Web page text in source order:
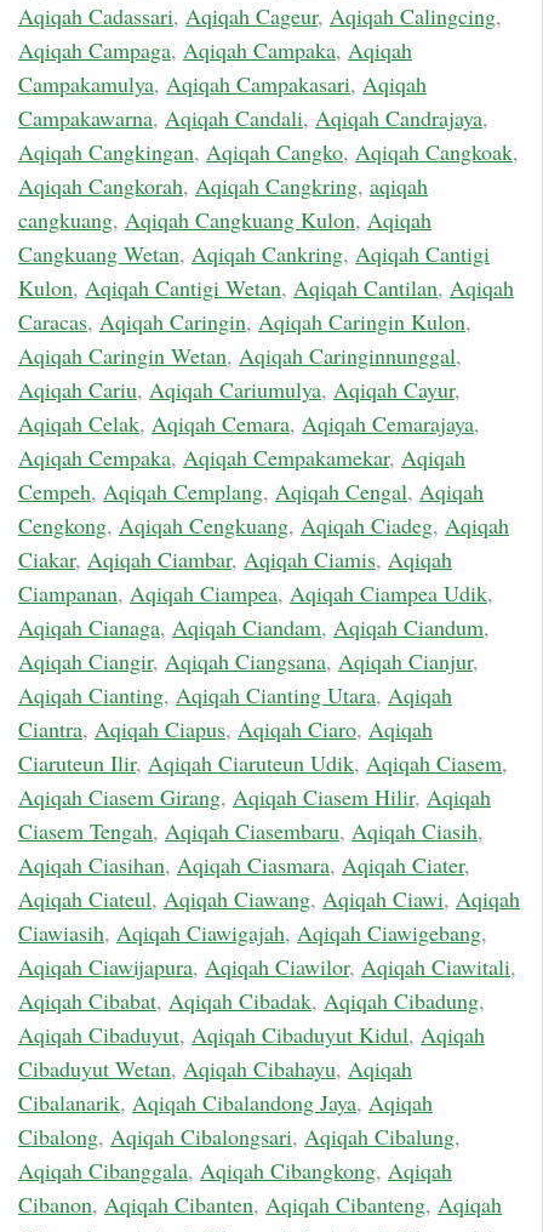
Aqiqah Cadassari, Aqiqah Cageur, Aqiqah Calingcing,
Aqiqah Campaga, Aqiqah Campaka, Aqiqah
Campakamulya, Aqiqah Campakasari, Aqiqah
Campakawarna, Aqiqah Candali, Aqiqah Candrajaya,
Aqiqah Cangkingan, Aqiqah Cangko, Aqiqah Cangkoak,
Aqiqah Cangkorah, Aqiqah Cangkring, aqiqah
cangkuang, Aqiqah Cangkuang Kulon, Aqiqah
Cangkuang Wetan, Aqiqah Cankring, Aqiqah Cantigi
Kulon, Aqiqah Cantigi Wetan, Aqiqah Cantilan, Aqiqah
Caracas, Aqiqah Caringin, Aqiqah Caringin Kulon,
Aqiqah Caringin Wetan, Aqiqah Caringinnunggal,
Aqiqah Cariu, Aqiqah Cariumulya, Aqiqah Cayur,
Aqiqah Celak, Aqiqah Cemara, Aqiqah Cemarajaya,
Aqiqah Cempaka, Aqiqah Cempakamekar, Aqiqah
Cempeh, Aqiqah Cemplang, Aqiqah Cengal, Aqiqah
Cengkong, Aqiqah Cengkuang, Aqiqah Ciadeg, Aqiqah
Ciakar, Aqiqah Ciambar, Aqiqah Ciamis, Aqiqah
Ciampanan, Aqiqah Ciampea, Aqiqah Ciampea Udik,
Aqiqah Cianaga, Aqiqah Ciandam, Aqiqah Ciandum,
Aqiqah Ciangir, Aqiqah Ciangsana, Aqiqah Cianjur,
Aqiqah Cianting, Aqiqah Cianting Utara, Aqiqah
Ciantra, Aqiqah Ciapus, Aqiqah Ciaro, Aqiqah
Ciaruteun Ilir, Aqiqah Ciaruteun Udik, Aqiqah Ciasem,
Aqiqah Ciasem Girang, Aqiqah Ciasem Hilir, Aqiqah
Ciasem Tengah, Aqiqah Ciasembaru, Aqiqah Ciasih,
Aqiqah Ciasihan, Aqiqah Ciasmara, Aqiqah Ciater,
Aqiqah Ciateul, Aqiqah Ciawang, Aqiqah Ciawi, Aqiqah
Ciawiasih, Aqiqah Ciawigajah, Aqiqah Ciawigebang,
Aqiqah Ciawijapura, Aqiqah Ciawilor, Aqiqah Ciawitali,
Aqiqah Cibabat, Aqiqah Cibadak, Aqiqah Cibadung,
Aqiqah Cibaduyut, Aqiqah Cibaduyut Kidul, Aqiqah
Cibaduyut Wetan, Aqiqah Cibahayu, Aqiqah
Cibalanarik, Aqiqah Cibalandong Jaya, Aqiqah
Cibalong, Aqiqah Cibalongsari, Aqiqah Cibalung,
Aqiqah Cibanggala, Aqiqah Cibangkong, Aqiqah
Cibanon, Aqiqah Cibanten, Aqiqah Cibanteng, Aqiqah